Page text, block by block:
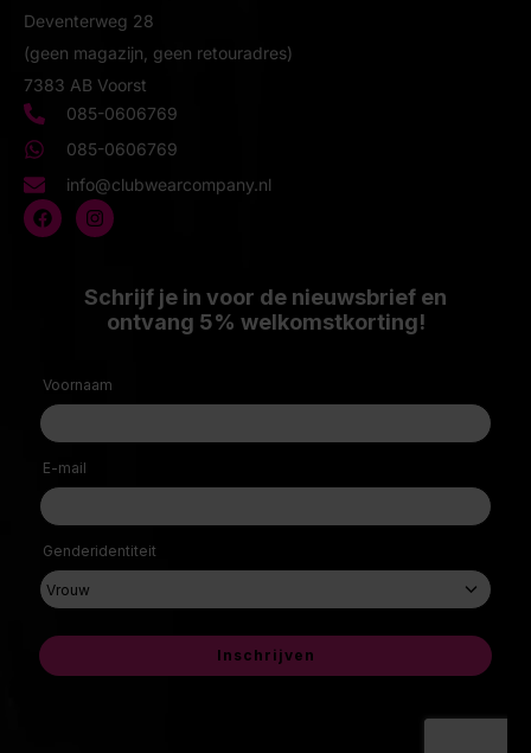
Deventerweg 28
(geen magazijn, geen retouradres)
7383 AB Voorst
085-0606769
085-0606769
info@clubwearcompany.nl